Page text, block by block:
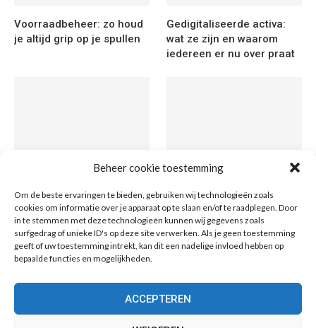
Beheer cookie toestemming
Om de beste ervaringen te bieden, gebruiken wij technologieën zoals
cookies om informatie over je apparaat op te slaan en/of te raadplegen. Door
in te stemmen met deze technologieën kunnen wij gegevens zoals
surfgedrag of unieke ID's op deze site verwerken. Als je geen toestemming
geeft of uw toestemming intrekt, kan dit een nadelige invloed hebben op
bepaalde functies en mogelijkheden.
ACCEPTEREN
Voorraadbeheer: zo houd
je altijd grip op je spullen
Gedigitaliseerde activa:
wat ze zijn en waarom
iedereen er nu over praat
metaverse: wat is het en
wat is het waard?
van tekstverwerkende
eenheden tot digitale
munten